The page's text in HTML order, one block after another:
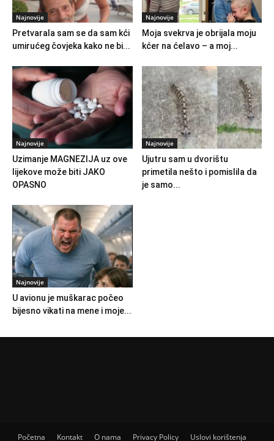
Najnovije
Pretvarala sam se da sam kći
umirućeg čovjeka kako ne bi...
Najnovije
Moja svekrva je obrijala moju
kćer na ćelavo – a moj...
Najnovije
Uzimanje MAGNEZIJA uz ove
lijekove može biti JAKO
OPASNO
Najnovije
Ujutru sam u dvorištu
primetila nešto i pomislila da
je samo...
Najnovije
U avionu je muškarac počeo
bijesno vikati na mene i moje...
Početna Kontakt O nama Privacy Policy Uslovi korištenja